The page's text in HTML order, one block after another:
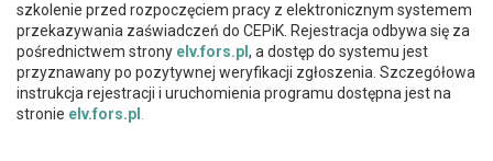
szkolenie przed rozpoczęciem pracy z elektronicznym systemem
przekazywania zaświadczeń do CEPiK. Rejestracja odbywa się za
pośrednictwem strony elv.fors.pl , a dostęp do systemu jest
przyznawany po pozytywnej weryfikacji zgłoszenia. Szczegółowa
instrukcja rejestracji i uruchomienia programu dostępna jest na
stronie elv.fors.pl .